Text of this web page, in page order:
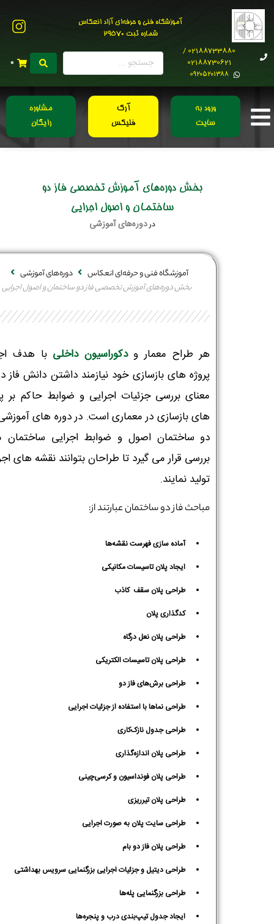
آموزشگاه فنی و حرفه‌ای آزاد انعکاس
شماره ثبت 29570
02188733880 /
02188730621
0۹۲۰۵۲۰۱۳۸۸
0
ورود به
سایت
آرک
فلیکس
مشاوره
رایگان
بخش دوره‌‌های آموزش تخصصی فاز دو
ساختمان و اصول اجرایی
دردوره‌های آموزشی
آموزشگاه فنی و حرفه‌ای انعکاس
دوره‌های آموزشی
بخش دوره‌‌های آموزش تخصصی فاز دو ساختمان و اصول اجرایی
هر طراح معمار ودکوراسیون داخلی با هدف
پروژه های بازسازی خود نیازمند داشتن دانش فاز
معنای بررسی جزئیات اجرایی و ضوابط حاکم بر
های بازسازی در معماری است. در دوره های
دو ساختمان اصول و ضوابط اجرایی ساختمان
بررسی قرار می گیرد تا طراحان بتوانند نقشه های
تولید نمایند.
مباحث فاز دو ساختمان عبارتند از:
آماده سازی فهرست نقشه‌ها
ایجاد پلان تاسیسات مکانیکی
طراحی پلان سقف کاذب
کدگذاری پلان
طراحی پلان نعل درگاه
طراحی پلان تاسیسات الکتریکی
طراحی برش‌های فاز دو
طراحی نماها با استفاده از جزئیات اجرایی
طراحی جدول نازک‌کاری
طراحی پلان اندازه‌گذاری
طراحی پلان فونداسیون و کرسی‌چینی
طراحی پلان تیرریزی
طراحی سایت پلان به صورت اجرایی
طراحی پلان فاز دو بام
طراحی دیتیل و جزئیات اجرایی بزرگنمایی سرویس بهداشتی
طراحی بزرگنمایی پله‌ها
ایجاد جدول تیپ‌بندی درب و پنجره‌ها